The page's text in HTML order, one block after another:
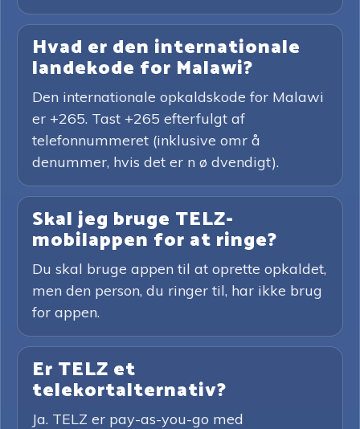
Hvad er den internationale
landekode for Malawi?
Den internationale opkaldskode for Malawi
er +265. Tast +265 efterfulgt af
telefonnummeret (inklusive omr å
denummer, hvis det er n ø dvendigt).
Skal jeg bruge TELZ-
mobilappen for at ringe?
Du skal bruge appen til at oprette opkaldet,
men den person, du ringer til, har ikke brug
for appen.
Er TELZ et
telekortalternativ?
Ja. TELZ er pay-as-you-go med